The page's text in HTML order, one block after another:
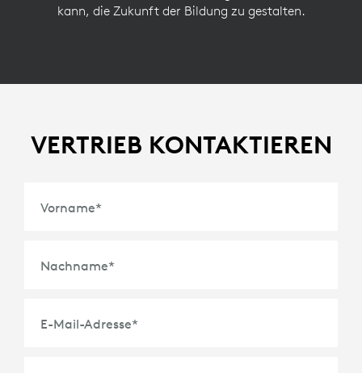
kann, die Zukunft der Bildung zu gestalten.
VERTRIEB KONTAKTIEREN
Vorname*
Nachname*
E-Mail-Adresse*